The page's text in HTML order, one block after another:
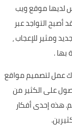
لديها موقع ويب
التواجد عبر
ومثير للإعجاب ،
بها .
عمل لتصميم مواقع
على الكثير من
هذه إحدى أفكار